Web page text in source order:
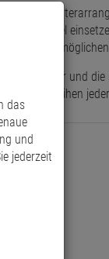
sich flexibel
und
Struktur und
und verleihen
das
und
jederzeit